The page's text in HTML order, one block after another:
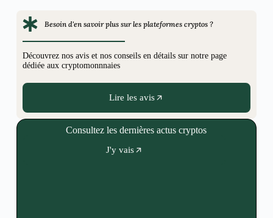
Besoin d'en savoir plus sur les plateformes cryptos ?
Découvrez nos avis et nos conseils en détails sur notre page
dédiée aux cryptomonnnaies
Lire les avis
Consultez les dernières actus cryptos
J'y vais